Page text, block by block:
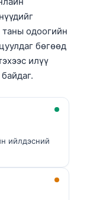
одоогийн
бөгөөд
илүү
ийлдэсний